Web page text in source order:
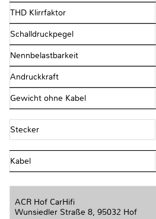
THD Klirrfaktor
Schalldruckpegel
Nennbelastbarkeit
Andruckkraft
Gewicht ohne Kabel
Stecker
Kabel
ACR Hof CarHifi
Wunsiedler Straße 8, 95032 Hof